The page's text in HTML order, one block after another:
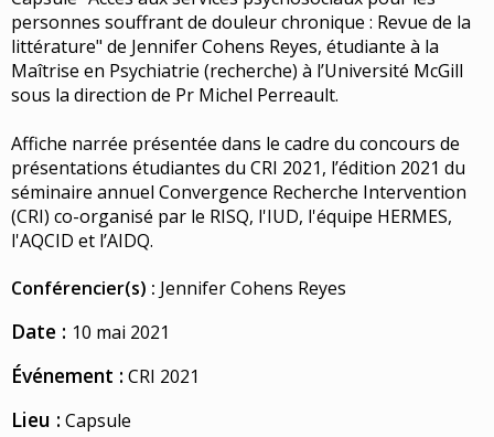
personnes souffrant de douleur chronique : Revue de la
littérature" de Jennifer Cohens Reyes, étudiante à la
Maîtrise en Psychiatrie (recherche) à l’Université McGill
sous la direction de Pr Michel Perreault.
Affiche narrée présentée dans le cadre du concours de
présentations étudiantes du CRI 2021, l’édition 2021 du
séminaire annuel Convergence Recherche Intervention
(CRI) co-organisé par le RISQ, l'IUD, l'équipe HERMES,
l'AQCID et l’AIDQ.
Conférencier(s) : Jennifer Cohens Reyes
Date : 10 mai 2021
Événement : CRI 2021
Lieu : Capsule